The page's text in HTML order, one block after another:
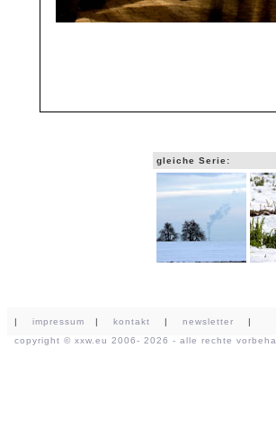
gleiche Serie:
| impressum | kontakt | newsletter |
copyright © xxw.eu 2006- 2026 - alle rechte